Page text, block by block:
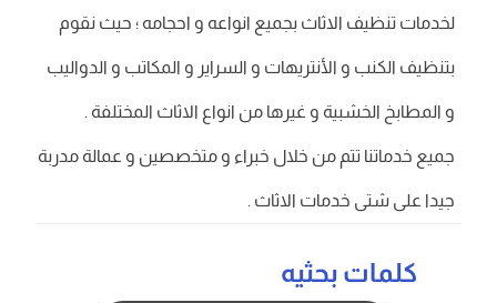
لخدمات تنظيف الاثاث بجميع انواعه و احجامه ؛ حيث نقوم
بتنظيف الكنب و الأنتريهات و السراير و المكاتب و الدواليب
و المطابخ الخشبية و غيرها من انواع الاثاث المختلفة .
جميع خدماتنا تتم من خلال خبراء و متخصصين و عمالة مدربة
جيدا على شتى خدمات الاثاث .
كلمات بحثيه